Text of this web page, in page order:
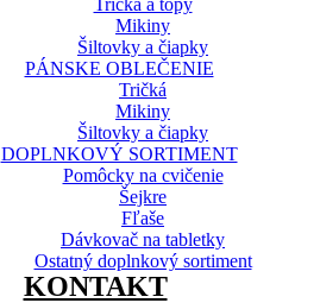
Tričká a topy
Mikiny
Šiltovky a čiapky
PÁNSKE OBLEČENIE
Tričká
Mikiny
Šiltovky a čiapky
DOPLNKOVÝ SORTIMENT
Pomôcky na cvičenie
Šejkre
Fľaše
Dávkovač na tabletky
Ostatný doplnkový sortiment
KONTAKT